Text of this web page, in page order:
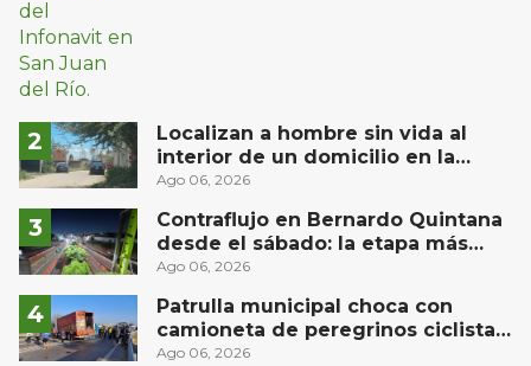
Localizan a hombre sin vida al
interior de un domicilio en la
comunidad El Rodeo, San Juan del
Ago 06, 2026
Contraflujo en Bernardo Quintana
desde el sábado: la etapa más
compleja del operativo vial
Ago 06, 2026
Patrulla municipal choca con
camioneta de peregrinos ciclistas
en la autopista México-Querétaro
Ago 06, 2026